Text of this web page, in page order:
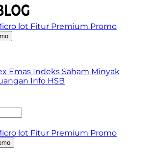
lot Fitur Premium Promo
Emas Indeks Saham Minyak
Info HSB
lot Fitur Premium Promo